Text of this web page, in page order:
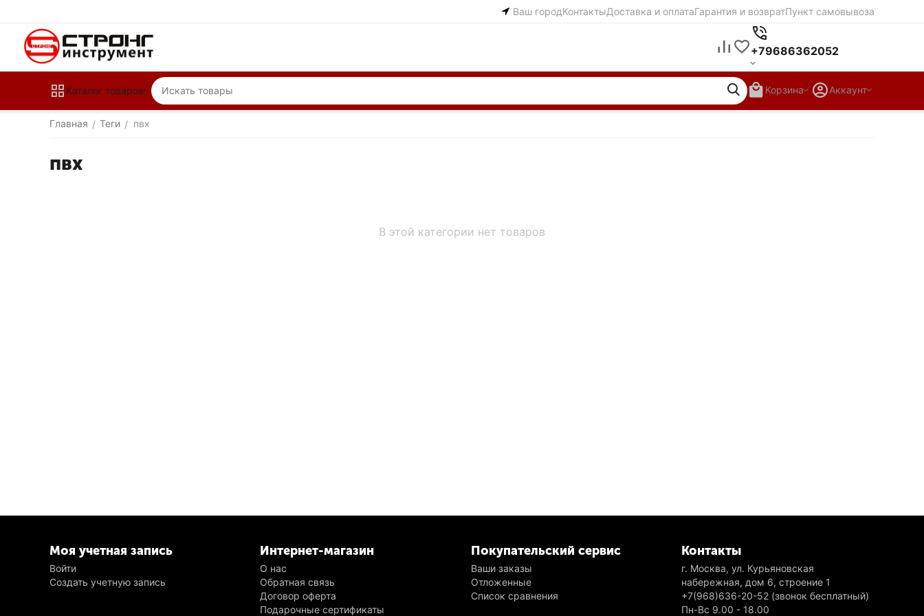
Ваш городКонтактыДоставка и оплатаГарантия и возвратПункт самовывоза
+79686362052
Каталог товаров Корзина Аккаунт
Главная / Теги / пвх
пвх
В этой категории нет товаров
Моя учетная запись
Войти
Создать учетную запись
Интернет-магазин
О нас
Обратная связь
Договор оферта
Подарочные сертификаты
Покупательский сервис
Ваши заказы
Отложенные
Список сравнения
Контакты
г. Москва, ул. Курьяновская
набережная, дом 6, строение 1
+7(968)636-20-52 (звонок бесплатный)
Пн-Вс 9.00 - 18.00